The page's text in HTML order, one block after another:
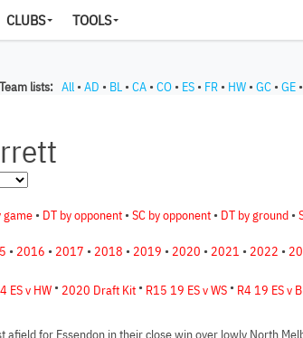
CLUBS TOOLS
Team lists: All • AD • BL • CA • CO • ES • FR • HW • GC • GE •